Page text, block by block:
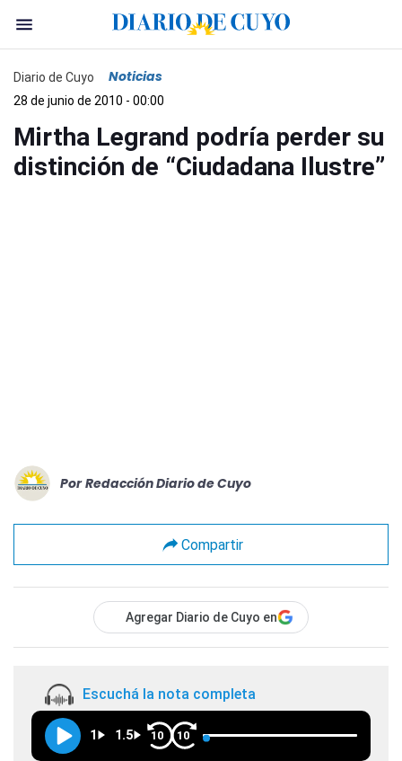
Diario de Cuyo Noticias
28 de junio de 2010 - 00:00
Mirtha Legrand podría perder su
distinción de “Ciudadana Ilustre”
Por Redacción Diario de Cuyo
Compartir
Agregar Diario de Cuyo en
Escuchá la nota completa
1 1.5 10 10